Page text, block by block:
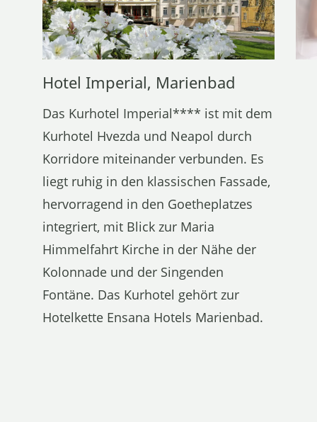
Hotel Imperial, Marienbad
Das Kurhotel Imperial**** ist mit dem
Kurhotel Hvezda und Neapol durch
Korridore miteinander verbunden. Es
liegt ruhig in den klassischen Fassade,
hervorragend in den Goetheplatzes
integriert, mit Blick zur Maria
Himmelfahrt Kirche in der Nähe der
Kolonnade und der Singenden
Fontäne. Das Kurhotel gehört zur
Hotelkette Ensana Hotels Marienbad.